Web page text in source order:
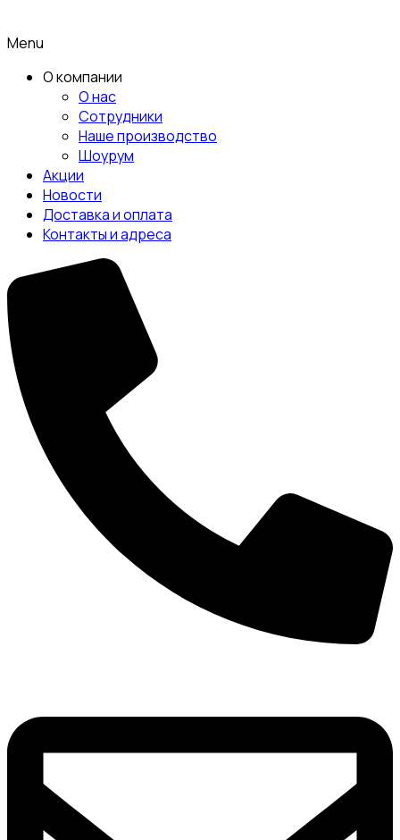
Menu
О компании
О нас
Сотрудники
Наше производство
Шоурум
Акции
Новости
Доставка и оплата
Контакты и адреса